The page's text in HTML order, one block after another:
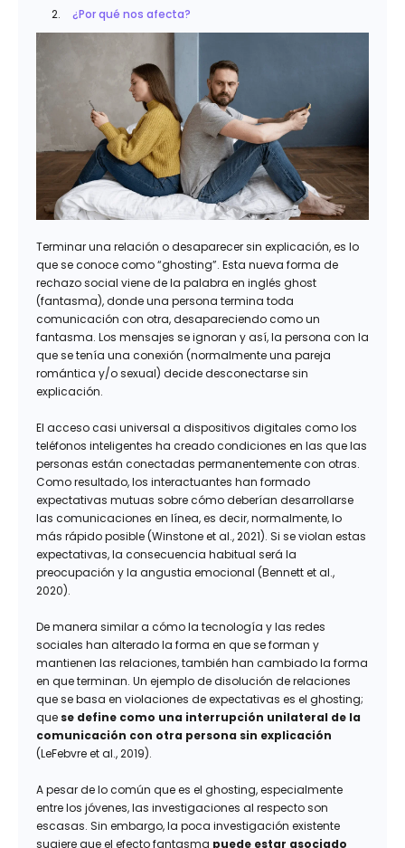
¿Por qué nos afecta?
Terminar una relación o desaparecer sin explicación, es lo
que se conoce como “ghosting”. Esta nueva forma de
rechazo social viene de la palabra en inglés ghost
(fantasma), donde una persona termina toda
comunicación con otra, desapareciendo como un
fantasma. Los mensajes se ignoran y así, la persona con la
que se tenía una conexión (normalmente una pareja
romántica y/o sexual) decide desconectarse sin
explicación.
El acceso casi universal a dispositivos digitales como los
teléfonos inteligentes ha creado condiciones en las que las
personas están conectadas permanentemente con otras.
Como resultado, los interactuantes han formado
expectativas mutuas sobre cómo deberían desarrollarse
las comunicaciones en línea, es decir, normalmente, lo
más rápido posible (Winstone et al., 2021). Si se violan estas
expectativas, la consecuencia habitual será la
preocupación y la angustia emocional (Bennett et al.,
2020).
De manera similar a cómo la tecnología y las redes
sociales han alterado la forma en que se forman y
mantienen las relaciones, también han cambiado la forma
en que terminan. Un ejemplo de disolución de relaciones
que se basa en violaciones de expectativas es el ghosting;
que se define como una interrupción unilateral de la
comunicación con otra persona sin explicación
(LeFebvre et al., 2019).
A pesar de lo común que es el ghosting, especialmente
entre los jóvenes, las investigaciones al respecto son
escasas. Sin embargo, la poca investigación existente
sugiere que el efecto fantasma puede estar asociado